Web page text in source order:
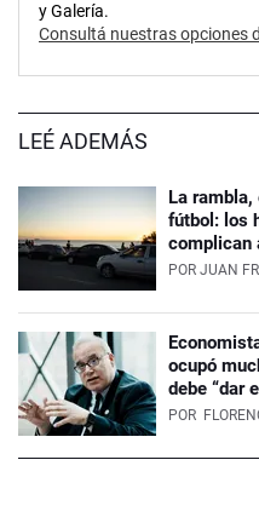
y Galería.
Consultá nuestras opciones
LEÉ ADEMÁS
La rambla,
fútbol: los
complican
POR JUAN
ocupó
debe “dar
POR